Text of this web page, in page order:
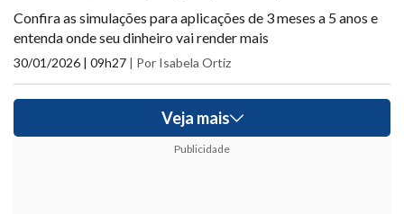
Confira as simulações para aplicações de 3 meses a 5 anos e
entenda onde seu dinheiro vai render mais
30/01/2026 | 09h27 | Por Isabela Ortiz
Veja mais
Publicidade